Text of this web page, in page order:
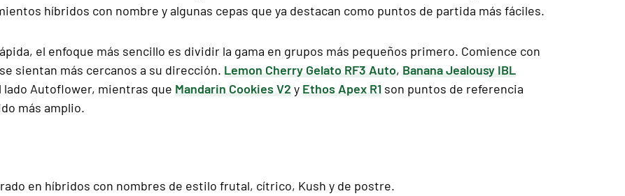
híbridos con nombre y algunas cepas que ya destacan como puntos de partida más fáciles.
el enfoque más sencillo es dividir la gama en grupos más pequeños primero. Comience con
sientan más cercanos a su dirección. Lemon Cherry Gelato RF3 Auto, Banana Jealousy IBL
lado Autoflower, mientras que Mandarin Cookies V2 y Ethos Apex R1 son puntos de referencia
más amplio.
en híbridos con nombres de estilo frutal, cítrico, Kush y de postre.